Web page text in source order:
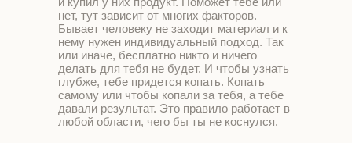
нет, тут зависит от многих факторов.
Бывает человеку не заходит материал и к
нему нужен индивидуальный подход. Так
или иначе, бесплатно никто и ничего
делать для тебя не будет. И чтобы узнать
глубже, тебе придется копать. Копать
самому или чтобы копали за тебя, а тебе
давали результат. Это правило работает в
любой области, чего бы ты не коснулся.